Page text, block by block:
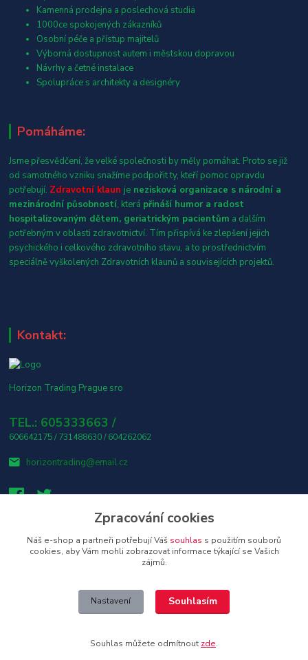
Kamenná prodejna a poslechová studia
1000ce spokojených zákazníků
Osobní péče a přístup majitelů
Výborná dostupnost autem i městskou dopravou
Návrhy a četné instalace
Spolupráce s architekty a designéry
Pomáháme:
Jsme přesvědčení, že velké společnosti by měly pomáhat. Proto se již
od samotného vzniku snažíme podpořit ty, kteří pomoc opravdu
potřebují. Zdravotní klaun je nezisková organizace s národní a
mezinárodní působností, která přináší humor a radost
hospitalizovaným dětem, geriatrickým pacientům a dalším
potřebným v oblasti zdravotnictví. Tím přispívá ke zlepšení jejich
psychického i celkového zdravotního stavu, a to prostřednictvím
speciálně vyškolených Zdravotních klaunů a souvisejících projektů.
Kontakt:
Horizon Trading Prague sro
TEL.: 605333663 /
606642175 / 731488630 / 604262062
horizontrading@email.cz
👤 Osobní odběr s platbou v hotovosti ZDARMA! 🎶
elektroniky a příslušenství
Zpracování cookies
Náš e-shop a partneři potřebují Váš souhlas s použitím souborů
cookies, aby Vám mohli zobrazovat informace týkající se Vašich
zájmů.
Nastavení Souhlasím
Souhlas můžete odmítnout zde.